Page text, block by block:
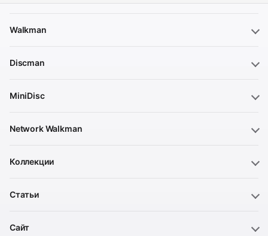
Walkman
Discman
MiniDisc
Network Walkman
Коллекции
Статьи
Сайт